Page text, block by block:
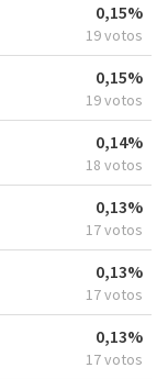
0,15%
19 votos
0,15%
19 votos
0,14%
18 votos
0,13%
17 votos
0,13%
17 votos
0,13%
17 votos